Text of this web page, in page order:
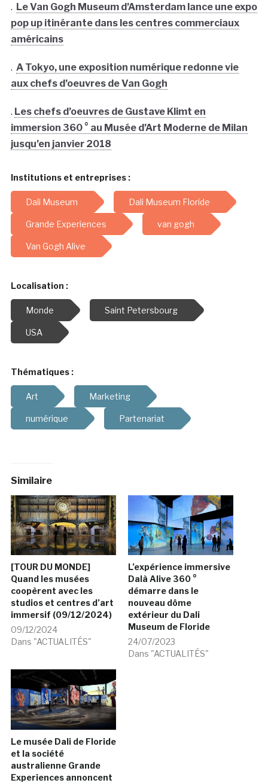
. Le Van Gogh Museum d’Amsterdam lance une expo
pop up itinérante dans les centres commerciaux
américains
. A Tokyo, une exposition numérique redonne vie
aux chefs d’oeuvres de Van Gogh
. Les chefs d’oeuvres de Gustave Klimt en
immersion 360 ° au Musée d’Art Moderne de Milan
jusqu’en janvier 2018
Institutions et entreprises :
Dali Museum Dali Museum Floride
Grande Experiences van gogh
Van Gogh Alive
Localisation :
Monde Saint Petersbourg
USA
Thématiques :
Art Marketing
numérique Partenariat
Similaire
[TOUR DU MONDE]
Quand les musées
coopèrent avec les
studios et centres d’art
immersif (09/12/2024)
09/12/2024
Dans "ACTUALITÉS"
L’expérience immersive
Dalà­ Alive 360 °
démarre dans le
nouveau dôme
extérieur du Dali
Museum de Floride
24/07/2023
Dans "ACTUALITÉS"
Le musée Dali de Floride
et la société
australienne Grande
Experiences annoncent